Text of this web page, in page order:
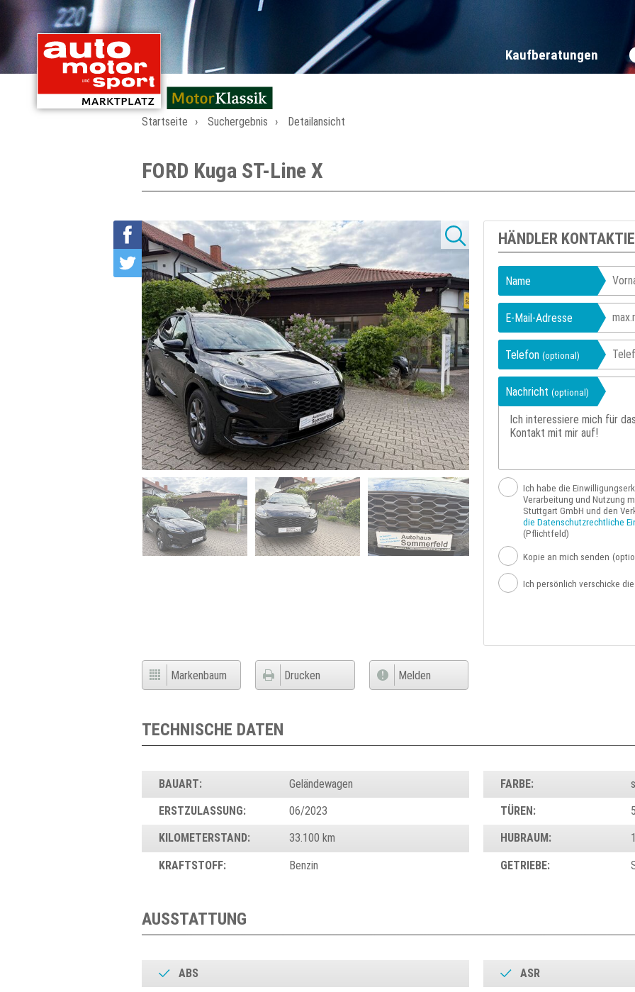
Kaufberatungen
Startseite Suchergebnis Detailansicht
FORD Kuga ST-Line X
HÄNDLER
Name
E-Mail-Adresse
Telefon (optional)
Nachricht (optional)
Ich habe die
Verarbeitung und Nutzung
Stuttgart GmbH und den
die Datenschutzrechtliche
(Pflichtfeld)
Kopie an mich senden
Ich persönlich verschicke
Markenbaum Drucken Melden
TECHNISCHE DATEN
BAUART: Geländewagen FARBE:
ERSTZULASSUNG: 06/2023 TÜREN: 5
KILOMETERSTAND: 33.100 km HUBRAUM:
KRAFTSTOFF: Benzin GETRIEBE:
AUSSTATTUNG
ABS ASR